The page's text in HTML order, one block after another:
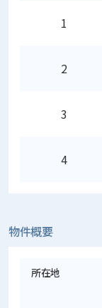
1
2
3
4
物件概要
所在地